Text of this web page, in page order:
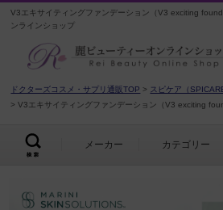
V3エキサイティングファンデーション（V3 exciting
ンラインショップ
ドクターズコスメ・サプリ通販TOP
スピケア（
V3エキサイティングファンデーション（V3 exciting
メーカー カテゴリー